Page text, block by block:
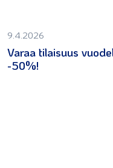
9.4.2026
Varaa tilaisuus
-50%!